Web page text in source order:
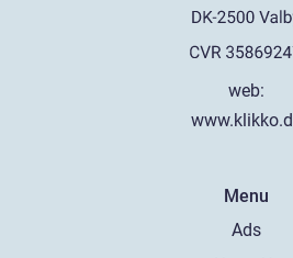
web:
Menu
Ads